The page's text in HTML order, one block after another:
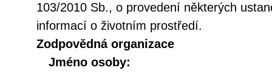
103/2010 Sb., o provedení některých
informací o životním prostředí.
Zodpovědná organizace
Jméno osoby: